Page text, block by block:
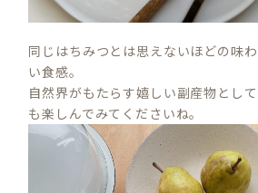
同じはちみつとは思えないほどの味
い食感。
自然界がもたらす嬉しい副産物とし
も楽しんでみてくださいね。